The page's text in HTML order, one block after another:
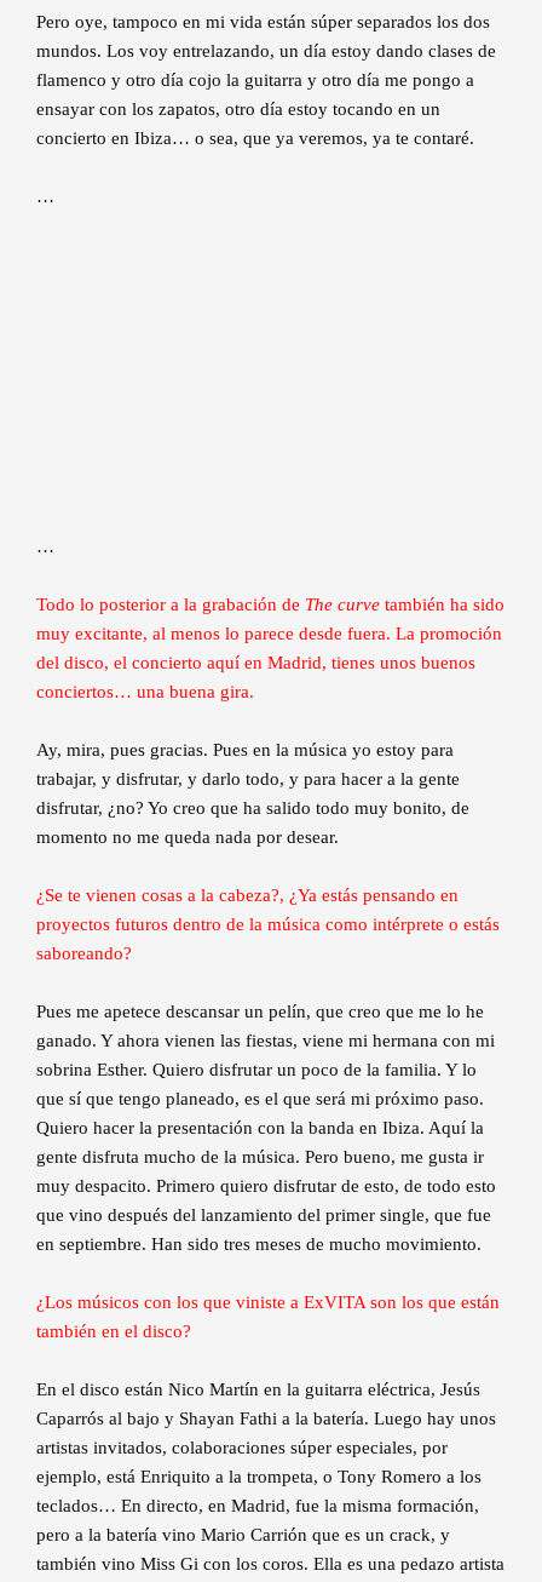
Pero oye, tampoco en mi vida están súper separados los dos
mundos. Los voy entrelazando, un día estoy dando clases de
flamenco y otro día cojo la guitarra y otro día me pongo a
ensayar con los zapatos, otro día estoy tocando en un
concierto en Ibiza… o sea, que ya veremos, ya te contaré.
…
…
Todo lo posterior a la grabación de The curve también ha sido
muy excitante, al menos lo parece desde fuera. La promoción
del disco, el concierto aquí en Madrid, tienes unos buenos
conciertos… una buena gira.
Ay, mira, pues gracias. Pues en la música yo estoy para
trabajar, y disfrutar, y darlo todo, y para hacer a la gente
disfrutar, ¿no? Yo creo que ha salido todo muy bonito, de
momento no me queda nada por desear.
¿Se te vienen cosas a la cabeza?, ¿Ya estás pensando en
proyectos futuros dentro de la música como intérprete o estás
saboreando?
Pues me apetece descansar un pelín, que creo que me lo he
ganado. Y ahora vienen las fiestas, viene mi hermana con mi
sobrina Esther. Quiero disfrutar un poco de la familia. Y lo
que sí que tengo planeado, es el que será mi próximo paso.
Quiero hacer la presentación con la banda en Ibiza. Aquí la
gente disfruta mucho de la música. Pero bueno, me gusta ir
muy despacito. Primero quiero disfrutar de esto, de todo esto
que vino después del lanzamiento del primer single, que fue
en septiembre. Han sido tres meses de mucho movimiento.
¿Los músicos con los que viniste a ExVITA son los que están
también en el disco?
En el disco están Nico Martín en la guitarra eléctrica, Jesús
Caparrós al bajo y Shayan Fathi a la batería. Luego hay unos
artistas invitados, colaboraciones súper especiales, por
ejemplo, está Enriquito a la trompeta, o Tony Romero a los
teclados… En directo, en Madrid, fue la misma formación,
pero a la batería vino Mario Carrión que es un crack, y
también vino Miss Gi con los coros. Ella es una pedazo artista